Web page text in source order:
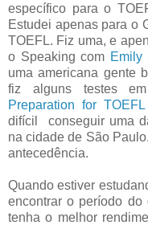
específico para o
Estudei apenas para o
TOEFL. Fiz uma, e
o Speaking com Emily
uma americana gente
fiz alguns testes
Preparation for TOEFL
difícil conseguir uma
na cidade de São
antecedência.
Quando estiver
encontrar o período
tenha o melhor